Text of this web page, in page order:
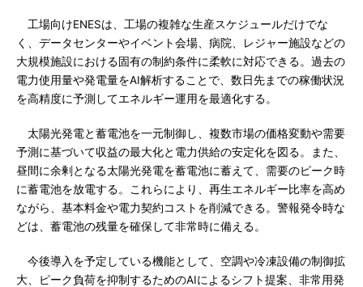
工場向けENESは、工場の複雑な生産スケジュールだけでな
く、データセンターやイベント会場、病院、レジャー施設などの
大規模施設における固有の制約条件に柔軟に対応できる。過去の
電力使用量や発電量をAI解析することで、数日先までの稼働状況
を高精度に予測してエネルギー運用を最適化する。
太陽光発電と蓄電池を一元制御し、複数市場の価格変動や需要
予測に基づいて収益の最大化と電力供給の安定化を図る。また、
昼間に余剰となる太陽光発電を蓄電池に蓄えて、需要のピーク時
に蓄電池を放電する。これらにより、再生エネルギー比率を高め
ながら、基本料金や電力契約コストを削減できる。警報発令時な
どは、蓄電池の残量を確保して非常時に備える。
今後導入を予定している機能として、空調や冷凍設備の制御拡
大、ピーク負荷を抑制するためのAIによるシフト提案、非常用発